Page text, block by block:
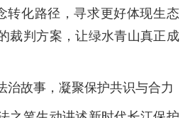
转化路径，寻求更好体现生态
裁判方案，让绿水青山真正成
治故事，凝聚保护共识与合力